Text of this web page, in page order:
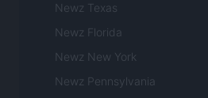
Newz Texas
Newz Florida
Newz New York
Newz Pennsylvania